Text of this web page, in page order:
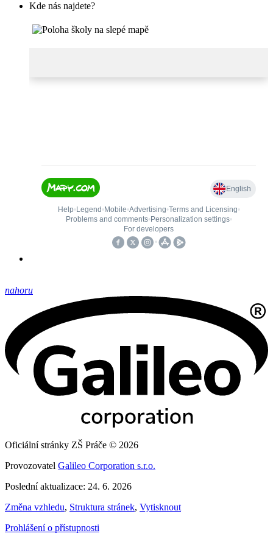
Kde nás najdete?
nahoru
Oficiální stránky ZŠ Práče © 2026
Provozovatel Galileo Corporation s.r.o.
Poslední aktualizace: 24. 6. 2026
Změna vzhledu, Struktura stránek, Vytisknout
Prohlášení o přístupnosti